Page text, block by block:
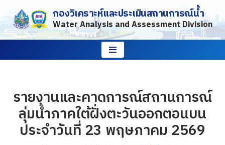
Skip
to
กองวิเคราะห์และประเมินสถานการณ์น้ำ
Water Analysis and Assessment Division
รายงานและคาดการณ์สถานการณ์
ลุ่มน้ำภาคใต้ฝั่งตะวันออกตอนบน
ประจำวันที่ 23 พฤษภาคม 2569